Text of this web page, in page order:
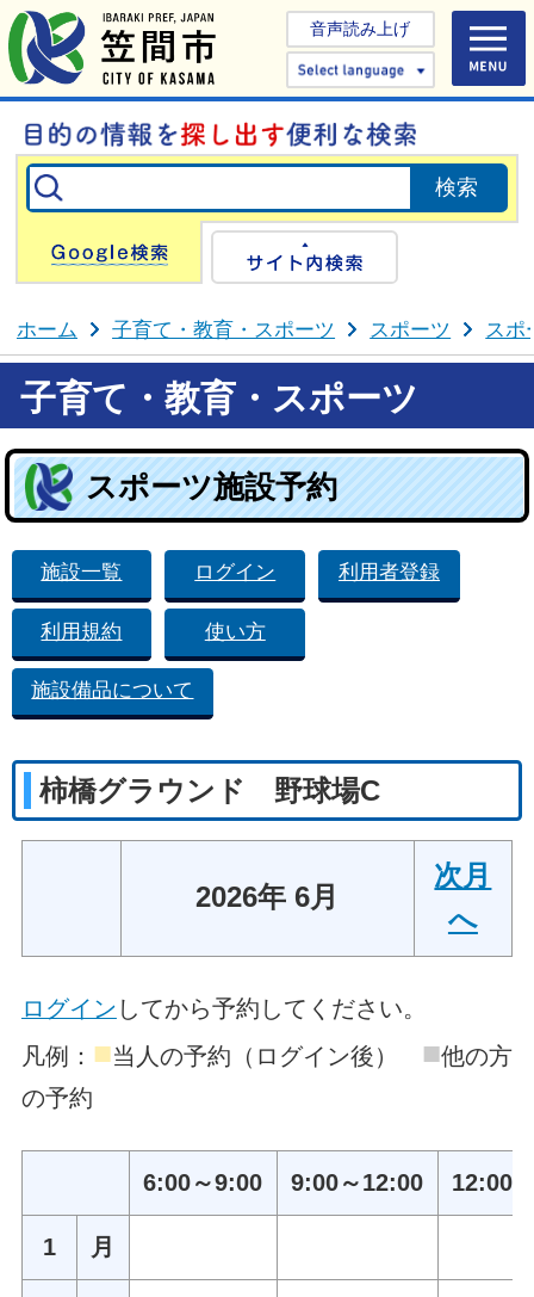
音声読み上げ
Select
Google検索
ホーム 子育て・教育・スポーツ スポーツ スポ
子育て・教育・スポーツ
スポーツ施設予約
施設一覧 ログイン 利用者登録
利用規約 使い方
施設備品について
柿橋グラウンド 野球場C
2026年 6月
次月
へ
ログイン してから予約してください。
凡例： ■当人の予約（ログイン後） ■他の方
の予約
6:00～9:00 9:00～12:00 12:00
1 月